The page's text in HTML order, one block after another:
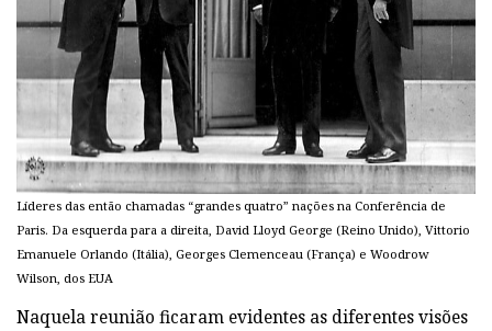
Líderes das então chamadas “grandes quatro” nações na Conferência de
Paris. Da esquerda para a direita, David Lloyd George (Reino Unido), Vittorio
Emanuele Orlando (Itália), Georges Clemenceau (França) e Woodrow
Wilson, dos EUA
Naquela reunião ficaram evidentes as diferentes visões